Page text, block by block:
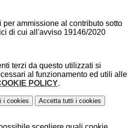
ammissione al contributo sotto
di cui all'avviso 19146/2020
terzi da questo utilizzati si
al funzionamento ed utili alle
POLICY.
i cookies Accetta tutti i cookies